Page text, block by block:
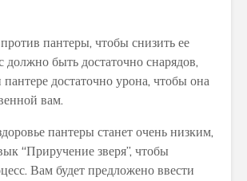
пантеры, чтобы снизить ее
должно быть достаточно снарядов,
достаточно урона, чтобы она
вам.
пантеры станет очень низким,
“Приручение зверя”, чтобы
Вам будет предложено ввести